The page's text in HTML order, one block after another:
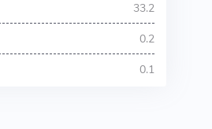
33.2
0.2
0.1